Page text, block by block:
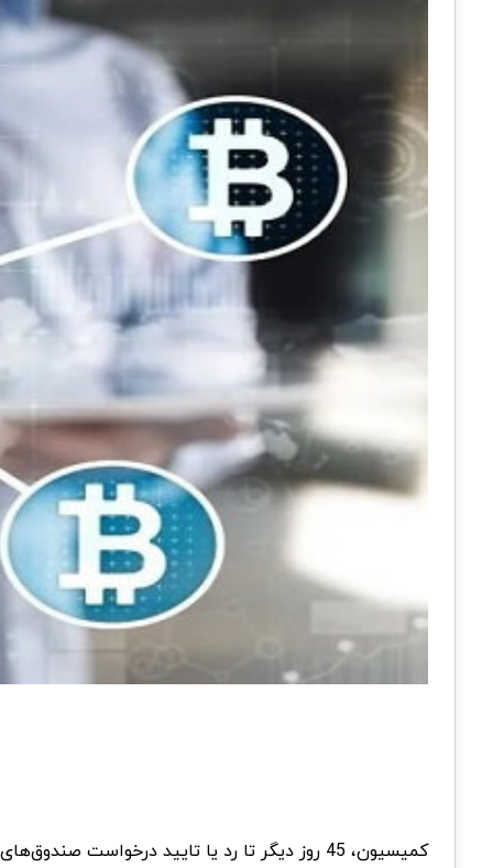
کمیسیون، 45 روز دیگر تا رد یا تایید درخواست صندوق‌های قابل معامله در بورس بیت کوین فرصت دارد.